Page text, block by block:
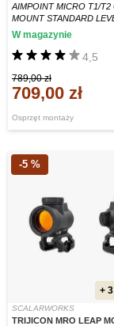
AIMPOINT MICRO T1/T2
MOUNT STANDARD
Osprzęt montaży
4,5
W magazynie
789,00 zł
709,00 zł
-5 %
+
SCALARWORKS
TRIJICON MRO LEAP